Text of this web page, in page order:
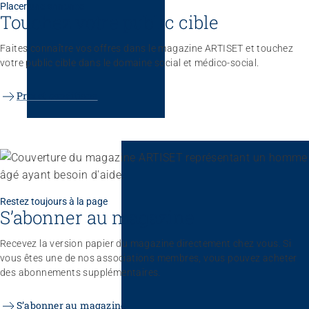
Placer une annonce
Touchez votre public cible
Faites connaître vos offres dans le magazine ARTISET et touchez
votre public cible dans le domaine social et médico-social.
Prix et conditions
Restez toujours à la page
S’abonner au magazine
Recevez la version papier du magazine directement chez vous. Si
vous êtes une de nos associations membres, vous pouvez acheter
des abonnements supplémentaires.
S’abonner au magazine